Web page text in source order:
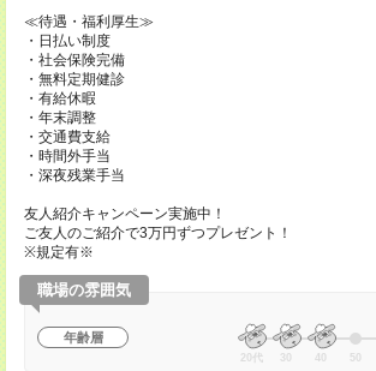
≪待遇・福利厚生≫
・日払い制度
・社会保険完備
・無料定期健診
・有給休暇
・年末調整
・交通費支給
・時間外手当
・深夜残業手当
友人紹介キャンペーン実施中！
ご友人のご紹介で3万円ずつプレゼント！
※規定有※
職場の雰囲気
年齢層
20代 30 40 50